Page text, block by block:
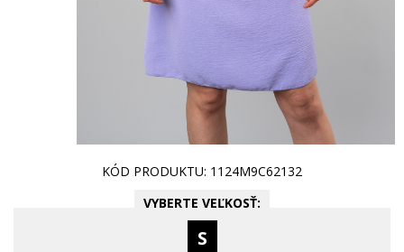
KÓD PRODUKTU: 1124M9C62132
VYBERTE VEĽKOSŤ:
S